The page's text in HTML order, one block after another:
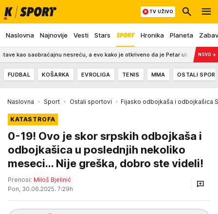
Naslovna Najnovije Vesti Stars Hronika Planeta
TV UŽIVO
saobraćajnu nesreću, a evo kako je otkriveno da je Petar ubijen (FOTO) NOVO →
FUDBAL KOŠARKA EVROLIGA TENIS MMA OSTALI
Naslovna Sport Ostali sportovi Fijasko odbojkaša i odbojkašica
KATASTROFA
0-19! Ovo je skor srpskih odbojkaša i
odbojkašica u poslednjih nekoliko
meseci... Nije greška, dobro ste videli!
Prenosi: Miloš Bjelinić
Pon, 30.06.2025. 7:29h